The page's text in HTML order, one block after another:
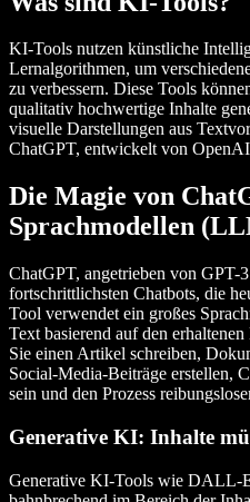
KI-Tools nutzen künstliche
Lernalgorithmen, um
zu verbessern. Diese Tools
qualitativ hochwertige Inhalte
visuelle Darstellungen aus
ChatGPT, entwickelt von
Die Magie von
Sprachmodellen
ChatGPT, angetrieben von GPT-
fortschrittlichsten Chatbots, die
Tool verwendet ein großes
Text basierend auf den
Sie einen Artikel schreiben,
Social-Media-Beiträge erstellen,
sein und den Prozess
Generative KI: Inhalte
Generative KI-Tools wie DALL-